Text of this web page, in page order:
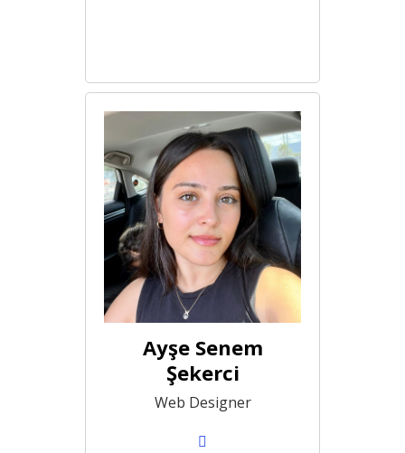
Ayşe Senem
Şekerci
Web Designer